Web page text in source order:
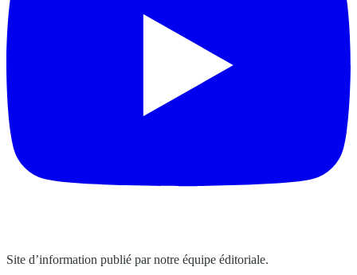
Site d’information publié par notre équipe éditoriale.